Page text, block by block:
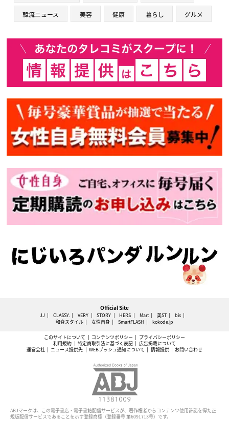
韓流ニュース 美容 健康 暮らし グルメ
Official Site
JJ CLASSY. VERY STORY HERS Mart 美ST
bis
和食スタイル
女性自身 SmartFLASH kokode.jp
このサイトについて コンテンツポリシー
プライバシーポリシー
利用規約
特定商取引法に基づく表記
広告掲載について
運営会社
ニュース提供先 WEBプッシュ通知について 情報提供 お問い合わせ
ABJマークは、この電子書店・電子書籍配信サービスが、著作権者からコンテンツ使用許諾を得た正
規版配信サービスであることを示す登録商標（登録番号 第6091713号）です。